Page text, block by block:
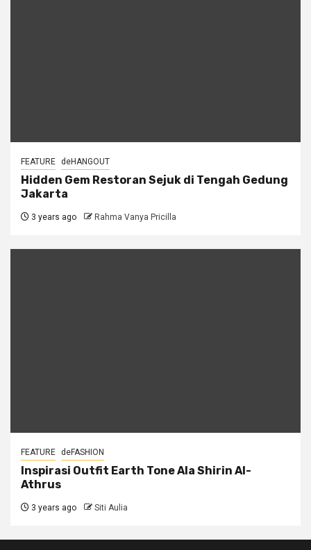
FEATURE deHANGOUT
Hidden Gem Restoran Sejuk di Tengah Gedung
Jakarta
3 years ago Rahma Vanya Pricilla
FEATURE deFASHION
Inspirasi Outfit Earth Tone Ala Shirin Al-
Athrus
3 years ago Siti Aulia